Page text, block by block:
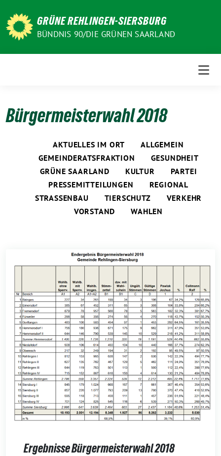
zum
Inhalt
GRÜNE REHLINGEN-SIERSBURG
BÜNDNIS 90/DIE GRÜNEN SAARLAND
Bürgermeisterwahl 2018
AKTUELLES IM ORT
ALLGEMEIN
GEMEINDERATSFRAKTION
GESUNDHEIT
GRÜNE SAARLAND
KULTUR
PARTEI
PRESSEMITTEILUNGEN
REGIONAL
STRASSENBAU
TIERSCHUTZ
VERKEHR
VORSTAND
WAHLEN
Ergebnisse Bürgermeisterwahl 2018